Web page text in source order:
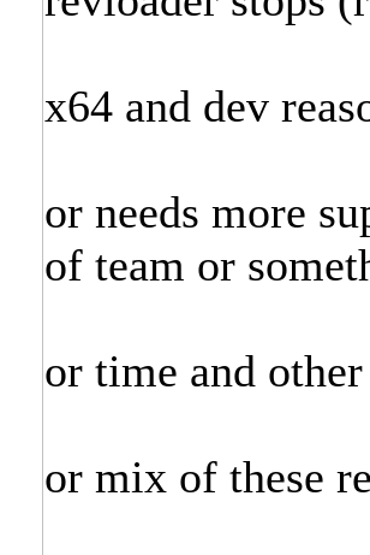
x64 and dev
or needs more
of team or
or time and
or mix of these